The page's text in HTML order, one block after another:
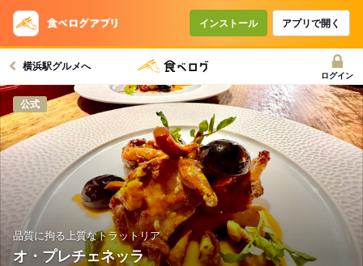
インストール アプリで開く
横浜駅グルメへ
ログイン
公式
品質に拘る上質なトラットリア
オ・プレチェネッラ